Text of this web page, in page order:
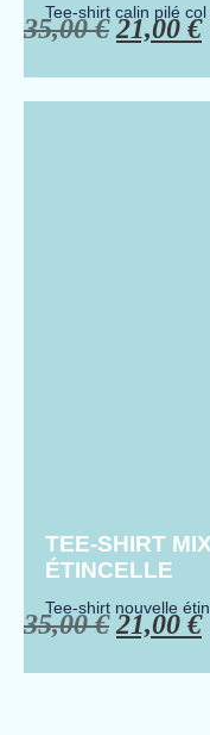
Tee-shirt calin pilé
35,00€ 21,00€
TEE-SHIRT
ÉTINCELLE
Tee-shirt nouvelle
35,00€ 21,00€